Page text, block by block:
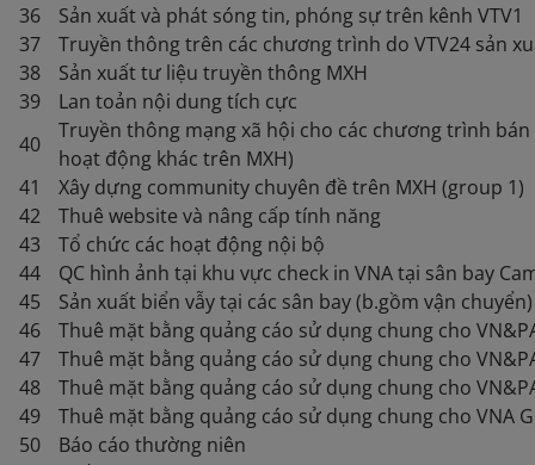
36
Sản xuất và phát sóng tin, phóng sự trên kênh VTV1
37
Truyền thông trên các chương trình do VTV24 sản
38
Sản xuất tư liệu truyền thông MXH
39
Lan toản nội dung tích cực
40
Truyền thông mạng xã hội cho các chương trình
hoạt động khác trên MXH)
41
Xây dựng community chuyên đề trên MXH (group 1)
42
Thuê website và nâng cấp tính năng
43
Tổ chức các hoạt động nội bộ
44
QC hình ảnh tại khu vực check in VNA tại sân bay
45
Sản xuất biển vẫy tại các sân bay (b.gồm vận chuyển)
46
Thuê mặt bằng quảng cáo sử dụng chung cho
47
Thuê mặt bằng quảng cáo sử dụng chung cho
48
Thuê mặt bằng quảng cáo sử dụng chung cho
49
Thuê mặt bằng quảng cáo sử dụng chung cho VNA
50
Báo cáo thường niên